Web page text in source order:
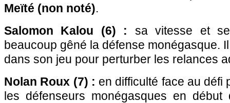
Meïté (non noté).
Salomon Kalou (6) : sa vitesse et
beaucoup gêné la défense monégasque.
dans son jeu pour perturber les relances
Nolan Roux (7) : en difficulté face au défi
les défenseurs monégasques en